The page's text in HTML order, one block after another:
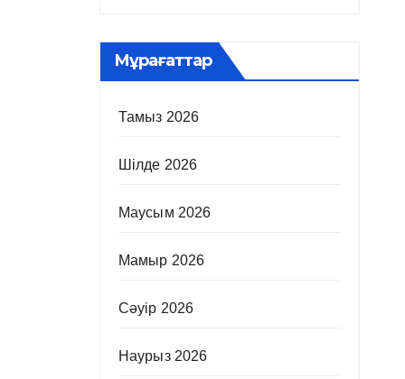
Мұрағаттар
Тамыз 2026
Шілде 2026
Маусым 2026
Мамыр 2026
Сәуір 2026
Наурыз 2026